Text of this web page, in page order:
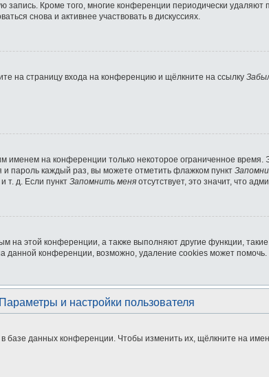
запись. Кроме того, многие конференции периодически
снова и активнее участвовать в дискуссиях.
на страницу входа на конференцию и щёлкните на ссылку
именем на конференции только некоторое ограниченное время.
пароль каждый раз, вы можете отметить флажком пункт
т. д. Если пункт Запомнить меня отсутствует, это значит, что
на этой конференции, а также выполняют другие функции,
данной конференции, возможно, удаление cookies может помочь.
Параметры и настройки пользователя
базе данных конференции. Чтобы изменить их, щёлкните на